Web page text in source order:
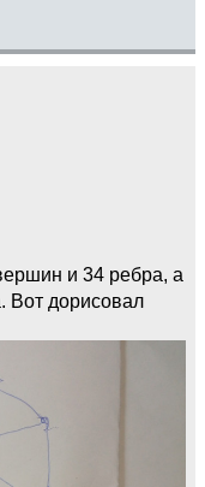
и 34 ребра, а
Вот дорисовал